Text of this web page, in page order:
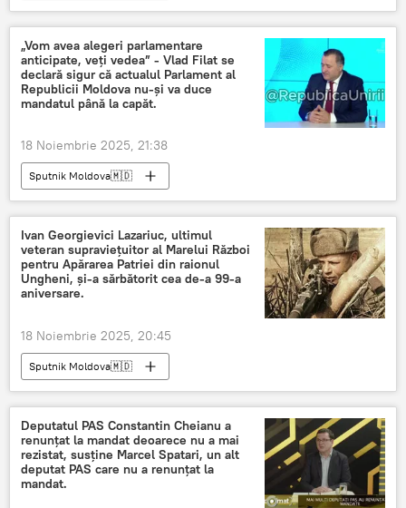
„Vom avea alegeri parlamentare
anticipate, veți vedea” - Vlad Filat se
declară sigur că actualul Parlament al
Republicii Moldova nu-și va duce
mandatul până la capăt.
18 Noiembrie 2025, 21:38
Sputnik Moldova🇲🇩
Ivan Georgievici Lazariuc, ultimul
veteran supraviețuitor al Marelui Război
pentru Apărarea Patriei din raionul
Ungheni, și-a sărbătorit cea de-a 99-a
aniversare.
18 Noiembrie 2025, 20:45
Sputnik Moldova🇲🇩
Deputatul PAS Constantin Cheianu a
renunțat la mandat deoarece nu a mai
rezistat, susține Marcel Spatari, un alt
deputat PAS care nu a renunțat la
mandat.